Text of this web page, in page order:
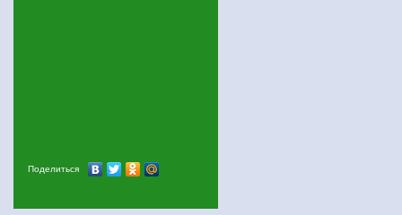
Поделиться